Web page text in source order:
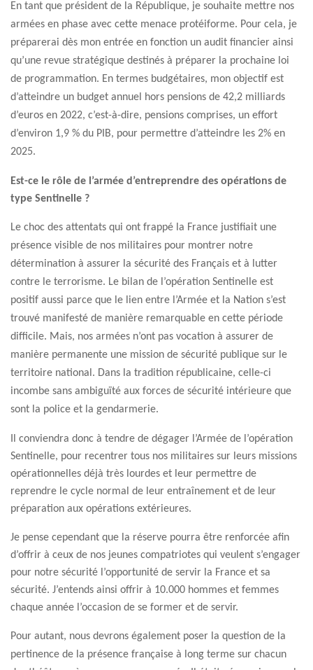
En tant que président de la République, je souhaite mettre nos
armées en phase avec cette menace protéiforme. Pour cela, je
préparerai dès mon entrée en fonction un audit financier ainsi
qu’une revue stratégique destinés à préparer la prochaine loi
de programmation. En termes budgétaires, mon objectif est
d’atteindre un budget annuel hors pensions de 42,2 milliards
d’euros en 2022, c’est-à-dire, pensions comprises, un effort
d’environ 1,9 % du PIB, pour permettre d’atteindre les 2% en
2025.
Est-ce le rôle de l’armée d’entreprendre des opérations de
type Sentinelle ?
Le choc des attentats qui ont frappé la France justifiait une
présence visible de nos militaires pour montrer notre
détermination à assurer la sécurité des Français et à lutter
contre le terrorisme. Le bilan de l’opération Sentinelle est
positif aussi parce que le lien entre l’Armée et la Nation s’est
trouvé manifesté de manière remarquable en cette période
difficile. Mais, nos armées n’ont pas vocation à assurer de
manière permanente une mission de sécurité publique sur le
territoire national. Dans la tradition républicaine, celle-ci
incombe sans ambiguïté aux forces de sécurité intérieure que
sont la police et la gendarmerie.
Il conviendra donc à tendre de dégager l’Armée de l’opération
Sentinelle, pour recentrer tous nos militaires sur leurs missions
opérationnelles déjà très lourdes et leur permettre de
reprendre le cycle normal de leur entraînement et de leur
préparation aux opérations extérieures.
Je pense cependant que la réserve pourra être renforcée afin
d’offrir à ceux de nos jeunes compatriotes qui veulent s’engager
pour notre sécurité l’opportunité de servir la France et sa
sécurité. J’entends ainsi offrir à 10.000 hommes et femmes
chaque année l’occasion de se former et de servir.
Pour autant, nous devrons également poser la question de la
pertinence de la présence française à long terme sur chacun